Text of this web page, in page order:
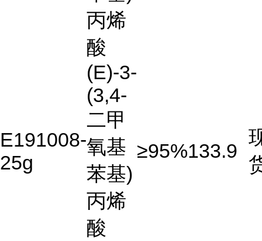
丙烯
酸
E191008-
25g
(E)-3-
(3,4-
二甲
氧基
苯基)
丙烯
酸
≥95%133.9